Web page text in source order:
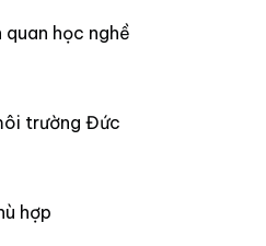
quan học nghề
trường Đức
hợp